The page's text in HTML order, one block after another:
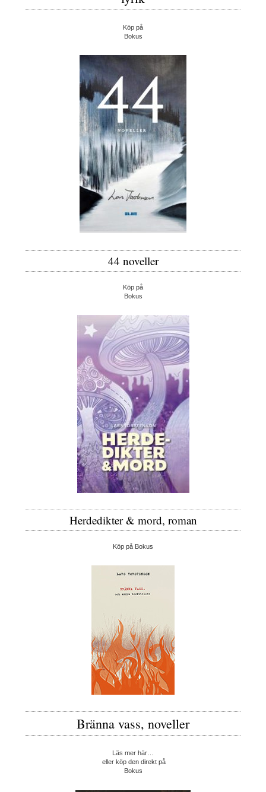
Köp på
Bokus
44 noveller
Köp på
Bokus
Herdedikter & mord, roman
Köp på Bokus
Bränna vass, noveller
Läs mer här…
eller köp den direkt på
Bokus